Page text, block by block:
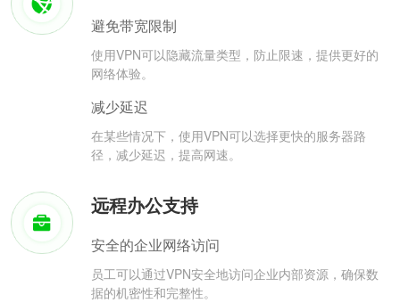
避免带宽限制
使用VPN可以隐藏流量类型，防止限速，提供更好的
网络体验。
减少延迟
在某些情况下，使用VPN可以选择更快的服务器路
径，减少延迟，提高网速。
远程办公支持
安全的企业网络访问
员工可以通过VPN安全地访问企业内部资源，确保数
据的机密性和完整性。